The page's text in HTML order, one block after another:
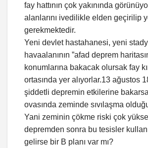
fay hattının çok yakınında
alanlarını ivedilikle elden geçirilip
gerekmektedir.
Yeni devlet hastahanesi, yeni
havaalanının ”afad deprem
konumlarına bakacak olursak fay
ortasında yer alıyorlar.13 ağustos
şiddetli depremin etkilerine
ovasında zeminde sıvılaşma
Yani zeminin çökme riski çok
depremden sonra bu tesisler
gelirse bir B planı var mı?